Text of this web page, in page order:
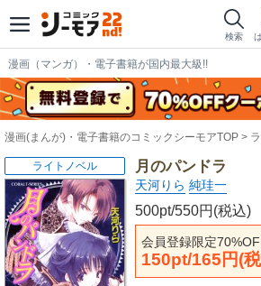
検索
漫画（マンガ）・電子書籍が国内最大級!!
漫画(まんが)・電子書籍のコミックシーモアTOP
月のパンドラ
天河りら 純珪一
500pt/550円(税込)
会員登録限定
150pt/165円(
ライトノベル